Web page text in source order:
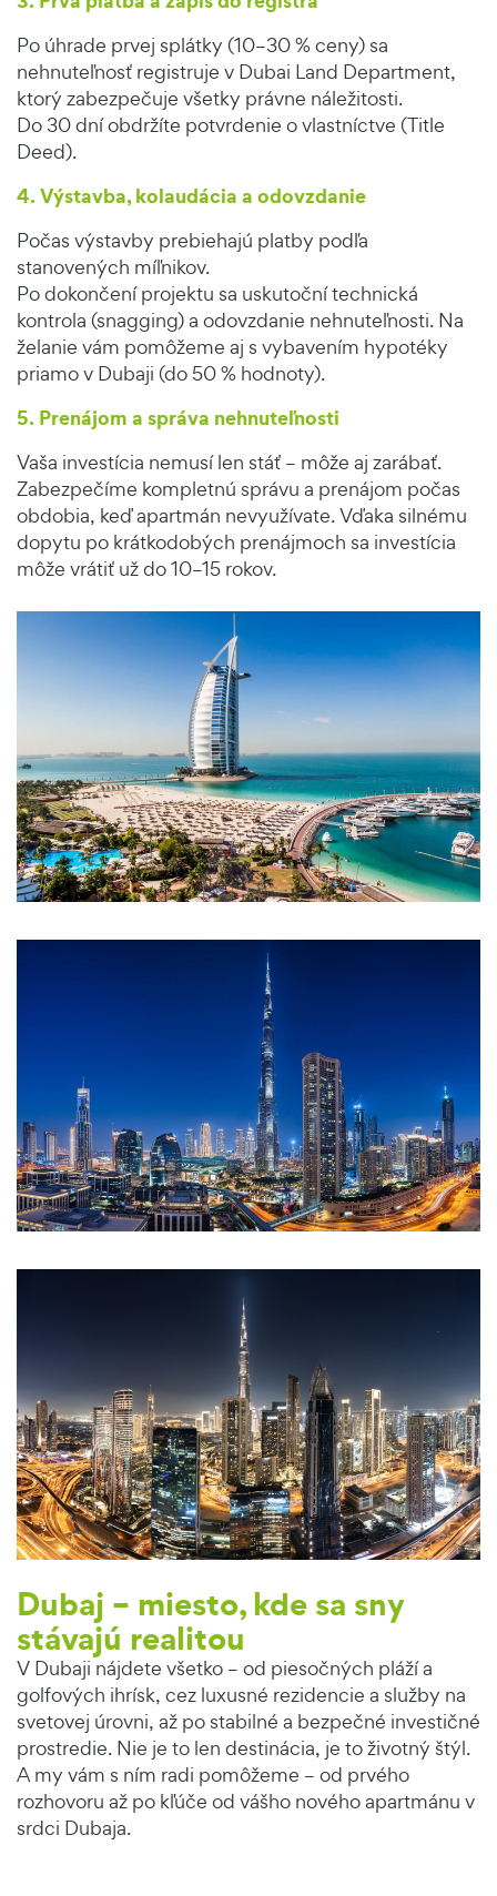
Po úhrade prvej splátky (10–30 % ceny) sa
nehnuteľnosť registruje v Dubai Land Department,
ktorý zabezpečuje všetky právne náležitosti.
Do 30 dní obdržíte potvrdenie o vlastníctve (Title
Deed).
4. Výstavba, kolaudácia a odovzdanie
Počas výstavby prebiehajú platby podľa
stanovených míľnikov.
Po dokončení projektu sa uskutoční technická
kontrola (snagging) a odovzdanie nehnuteľnosti. Na
želanie vám pomôžeme aj s vybavením hypotéky
priamo v Dubaji (do 50 % hodnoty).
5. Prenájom a správa nehnuteľnosti
Vaša investícia nemusí len stáť – môže aj zarábať.
Zabezpečíme kompletnú správu a prenájom počas
obdobia, keď apartmán nevyužívate. Vďaka silnému
dopytu po krátkodobých prenájmoch sa investícia
môže vrátiť už do 10–15 rokov.
Dubaj – miesto, kde sa sny
stávajú realitou
V Dubaji nájdete všetko – od piesočných pláží a
golfových ihrísk, cez luxusné rezidencie a služby na
svetovej úrovni, až po stabilné a bezpečné investičné
prostredie. Nie je to len destinácia, je to životný štýl.
A my vám s ním radi pomôžeme – od prvého
rozhovoru až po kľúče od vášho nového apartmánu v
srdci Dubaja.